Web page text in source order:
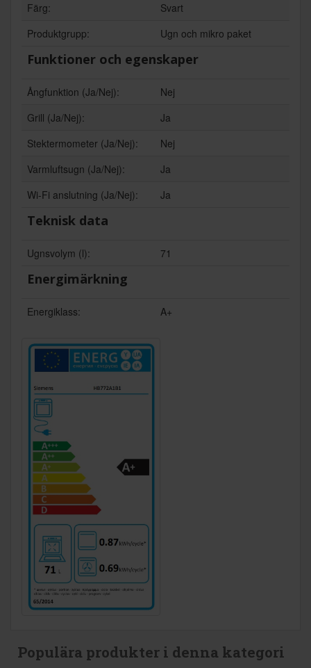
Färg:
Svart
Produktgrupp:
Ugn och mikro paket
Funktioner och egenskaper
Ångfunktion (Ja/Nej):
Nej
Grill (Ja/Nej):
Ja
Stektermometer (Ja/Nej):
Nej
Varmluftsugn (Ja/Nej):
Ja
Wi-Fi anslutning (Ja/Nej):
Ja
Teknisk data
Ugnsvolym (l): 71
Energimärkning
Energiklass: A+
Populära produkter i denna kategori